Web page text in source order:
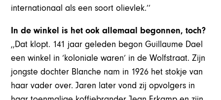
internationaal als een soort olievlek.’’
In de winkel is het ook allemaal begonnen, toch?
,,Dat klopt. 141 jaar geleden begon Guillaume Dael
een winkel in ‘koloniale waren’ in de Wolfstraat. Zijn
jongste dochter Blanche nam in 1926 het stokje van
haar vader over. Jaren later vond zij opvolgers in